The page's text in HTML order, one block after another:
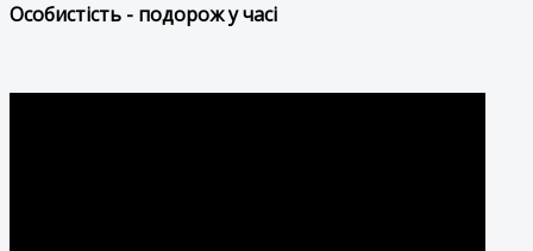
Особистість - подорож у часі